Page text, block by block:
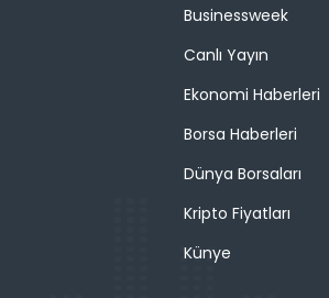
Businessweek
Canlı Yayın
Ekonomi Haberleri
Borsa Haberleri
Dünya Borsaları
Kripto Fiyatları
Künye